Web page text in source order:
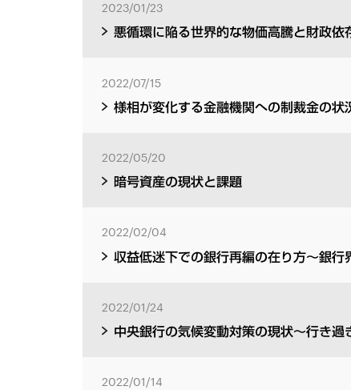
2023/01/23
悪循環に陥る世界的な物価高騰と財政依
2022/07/15
様相が変化する金融機関への制裁金の状
2022/05/20
暗号資産の現状と課題
2022/02/04
収益低迷下での銀行再編の在り方～銀行
2022/01/24
中央銀行の気候変動対策の現状～行き
2022/01/14